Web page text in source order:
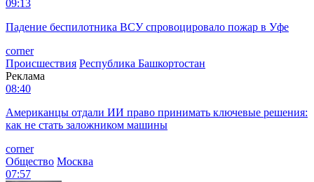
09:13
Падение беспилотника ВСУ спровоцировало пожар в Уфе
corner
Происшествия Республика Башкортостан
Реклама
08:40
Американцы отдали ИИ право принимать ключевые решения:
как не стать заложником машины
corner
Общество Москва
07:57